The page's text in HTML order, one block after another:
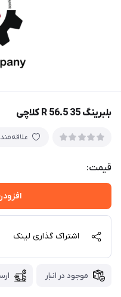
بلبرینگ 35 56.5 R کلاچی
قیمت:
اشتراک گذاری لینک
موجود در انبار